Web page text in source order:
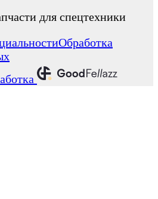
для спецтехники
Обработка